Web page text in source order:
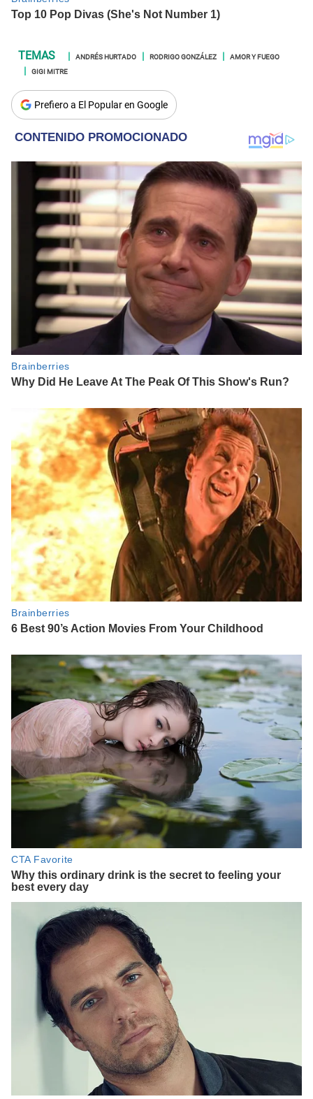
ANDRÉS HURTADO RODRIGO GONZÁLEZ
AMOR Y FUEGO
GIGI MITRE
Prefiero a El Popular en Google